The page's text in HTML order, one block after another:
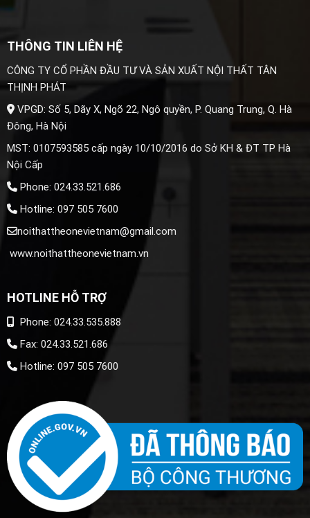
THÔNG TIN LIÊN HỆ
CÔNG TY CỔ PHẦN ĐẦU TƯ VÀ SẢN XUẤT NỘI THẤT TÂN
THỊNH PHÁT
VPGD: Số 5, Dãy X, Ngõ 22, Ngô quyền, P. Quang Trung, Q. Hà
Đông, Hà Nội
MST: 0107593585 cấp ngày 10/10/2016 do Sở KH & ĐT TP Hà
Nội Cấp
Phone: 024.33.521.686
Hotline: 097 505 7600
noithattheonevietnam@gmail.com
www.noithattheonevietnam.vn
HOTLINE HỖ TRỢ
Phone: 024.33.535.888
Fax: 024.33.521.686
Hotline: 097 505 7600